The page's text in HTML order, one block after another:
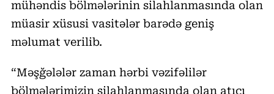
mühəndis bölmələrinin silahlanmasında olan
müasir xüsusi vasitələr barədə geniş
məlumat verilib.
“Məşğələlər zaman hərbi vəzifəlilər
bölmələrimizin silahlanmasında olan atıcı